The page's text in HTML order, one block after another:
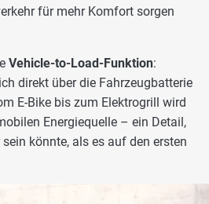
für mehr Komfort sorgen
Vehicle-to-Load-Funktion:
direkt über die Fahrzeugbatterie
E-Bike bis zum Elektrogrill wird
Energiequelle – ein Detail,
könnte, als es auf den ersten